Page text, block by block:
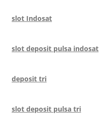
slot Indosat
slot deposit pulsa indosat
deposit tri
slot deposit pulsa tri